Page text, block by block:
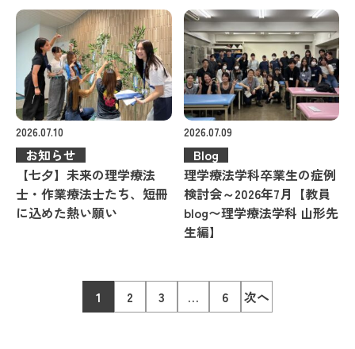
2026.07.10
お知らせ
【七夕】未来の理学療法
士・作業療法士たち、短冊
に込めた熱い願い
2026.07.09
Blog
理学療法学科卒業生の症例
検討会～2026年7月【教員
blog〜理学療法学科 山形先
生編】
1 2 3 … 6 次へ